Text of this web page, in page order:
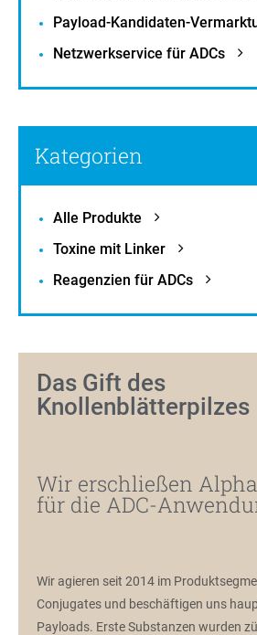
Payload-Kandidaten-
Netzwerkservice für ADCs
Kategorien
Alle Produkte
Toxine mit Linker
Reagenzien für ADCs
Das Gift des
Knollenblätterpilzes
Wir erschließen
für die ADC-
Wir agieren seit 2014 im
Conjugates und beschäftigen uns
Payloads. Erste Substanzen wurden